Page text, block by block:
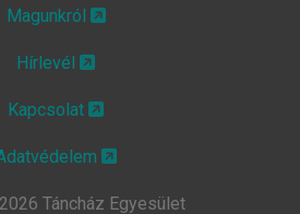
Magunkról
Hírlevél
Kapcsolat
Táncház Egyesület